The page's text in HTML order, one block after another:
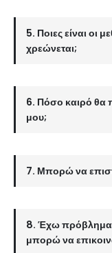
5. Ποιες είναι οι
χρεώνεται;
6. Πόσο καιρό θα
μου;
7. Μπορώ να
8. Έχω πρόβλημα
μπορώ να